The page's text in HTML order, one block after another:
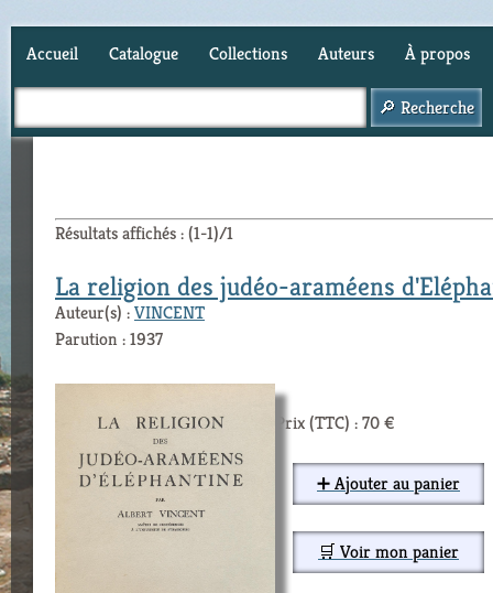
Accueil Catalogue Collections Auteurs À propos
Résultats affichés : (1-1)/1
La religion des judéo-araméens
Auteur(s) :VINCENT
Parution : 1937
Prix (TTC) : 70 €
➕ Ajouter au panier
🛒 Voir mon panier